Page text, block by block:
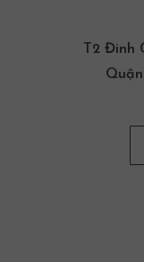
T2 Đinh